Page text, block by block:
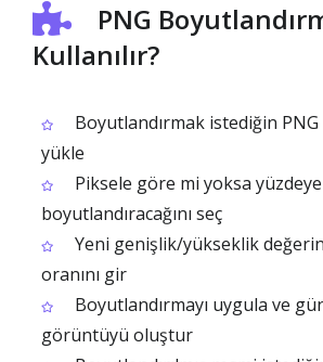
PNG
Kullanılır?
Boyutlandırmak istediğin PNG
yükle
Piksele göre mi yoksa
boyutlandıracağını seç
Yeni genişlik/yükseklik
oranını gir
Boyutlandırmayı uygula ve
görüntüyü oluştur